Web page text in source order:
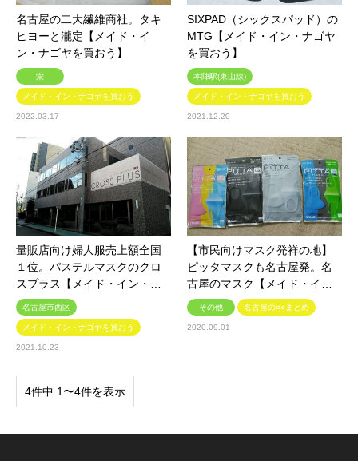
名古屋の二大繊維商社。タキ
ヒヨーと瀧定【メイド・イ
ン・ナゴヤを買おう】
栄
メイド・イン・ナゴヤを買おう
2022.03.17
SIXPAD（シックスパッド）の
MTG【メイド・イン・ナゴヤ
を買おう】
本陣駅(東山線)
メイド・イン・ナゴヤを買おう
2021.12.20
量販店向け婦人服売上額全国
１位。パステルマスクのクロ
スプラス【メイド・イン・…
名古屋市西区
メイド・イン・ナゴヤを買おう
2021.10.23
【市民向けマスク発祥の地】
ピッタマスクも名古屋発。名
古屋のマスク【メイド・イ…
その他 名古屋の○○まとめ
2020.09.01
4件中 1〜4件を表示